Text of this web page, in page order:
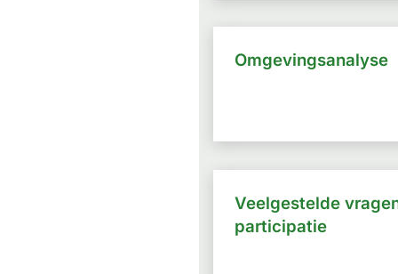
Omgevingsanalyse
Veelgestelde
participatie